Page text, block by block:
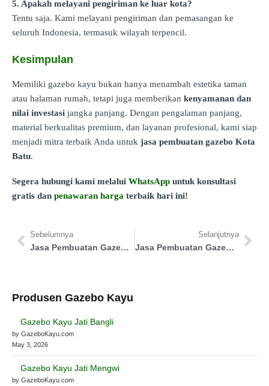
5. Apakah melayani pengiriman ke luar kota?
Tentu saja. Kami melayani pengiriman dan pemasangan ke
seluruh Indonesia, termasuk wilayah terpencil.
Kesimpulan
Memiliki gazebo kayu bukan hanya menambah estetika taman
atau halaman rumah, tetapi juga memberikan kenyamanan dan
nilai investasi jangka panjang. Dengan pengalaman panjang,
material berkualitas premium, dan layanan profesional, kami siap
menjadi mitra terbaik Anda untuk jasa pembuatan gazebo Kota
Batu.
Segera hubungi kami melalui WhatsApp untuk konsultasi
gratis dan penawaran harga terbaik hari ini!
Sebelumnya
Jasa Pembuatan Gazebo Bangli
Selanjutnya
Jasa Pembuatan Gazebo Sumenep
Produsen Gazebo Kayu
Gazebo Kayu Jati Bangli
by GazeboKayu.com
May 3, 2026
Gazebo Kayu Jati Mengwi
by GazeboKayu.com